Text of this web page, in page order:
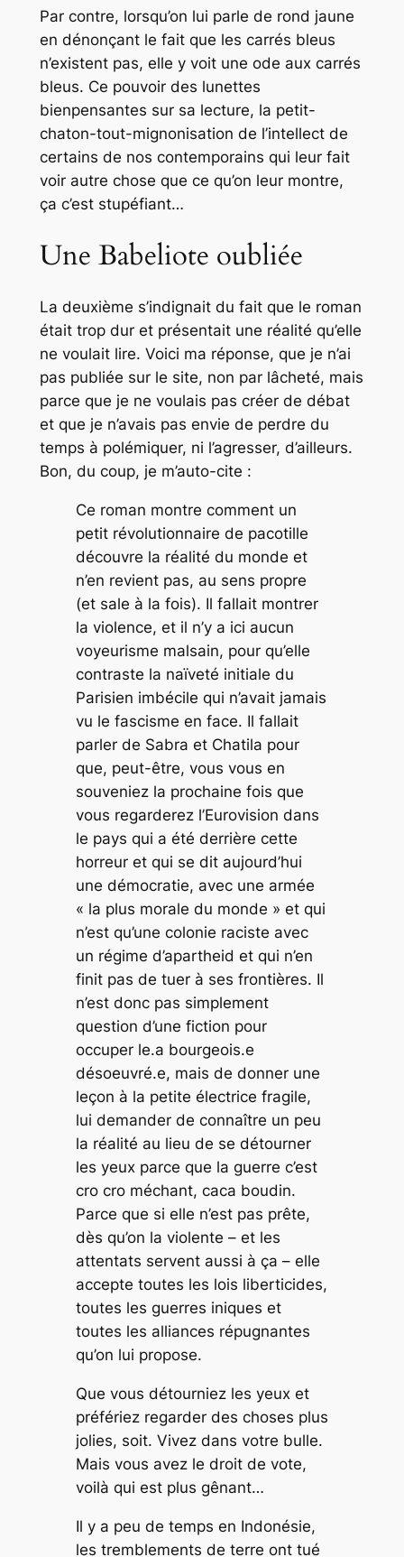
Par contre, lorsqu’on lui parle de rond jaune
en dénonçant le fait que les carrés bleus
n’existent pas, elle y voit une ode aux carrés
bleus. Ce pouvoir des lunettes
bienpensantes sur sa lecture, la petit-
chaton-tout-mignonisation de l’intellect de
certains de nos contemporains qui leur fait
voir autre chose que ce qu’on leur montre,
ça c’est stupéfiant…
Une Babeliote oubliée
La deuxième s’indignait du fait que le roman
était trop dur et présentait une réalité qu’elle
ne voulait lire. Voici ma réponse, que je n’ai
pas publiée sur le site, non par lâcheté, mais
parce que je ne voulais pas créer de débat
et que je n’avais pas envie de perdre du
temps à polémiquer, ni l’agresser, d’ailleurs.
Bon, du coup, je m’auto-cite :
Ce roman montre comment un
petit révolutionnaire de pacotille
découvre la réalité du monde et
n’en revient pas, au sens propre
(et sale à la fois). Il fallait montrer
la violence, et il n’y a ici aucun
voyeurisme malsain, pour qu’elle
contraste la naïveté initiale du
Parisien imbécile qui n’avait jamais
vu le fascisme en face. Il fallait
parler de Sabra et Chatila pour
que, peut-être, vous vous en
souveniez la prochaine fois que
vous regarderez l’Eurovision dans
le pays qui a été derrière cette
horreur et qui se dit aujourd’hui
une démocratie, avec une armée
« la plus morale du monde » et qui
n’est qu’une colonie raciste avec
un régime d’apartheid et qui n’en
finit pas de tuer à ses frontières. Il
n’est donc pas simplement
question d’une fiction pour
occuper le.a bourgeois.e
désoeuvré.e, mais de donner une
leçon à la petite électrice fragile,
lui demander de connaître un peu
la réalité au lieu de se détourner
les yeux parce que la guerre c’est
cro cro méchant, caca boudin.
Parce que si elle n’est pas prête,
dès qu’on la violente – et les
attentats servent aussi à ça – elle
accepte toutes les lois liberticides,
toutes les guerres iniques et
toutes les alliances répugnantes
qu’on lui propose.
Que vous détourniez les yeux et
préfériez regarder des choses plus
jolies, soit. Vivez dans votre bulle.
Mais vous avez le droit de vote,
voilà qui est plus gênant…
Il y a peu de temps en Indonésie,
les tremblements de terre ont tué